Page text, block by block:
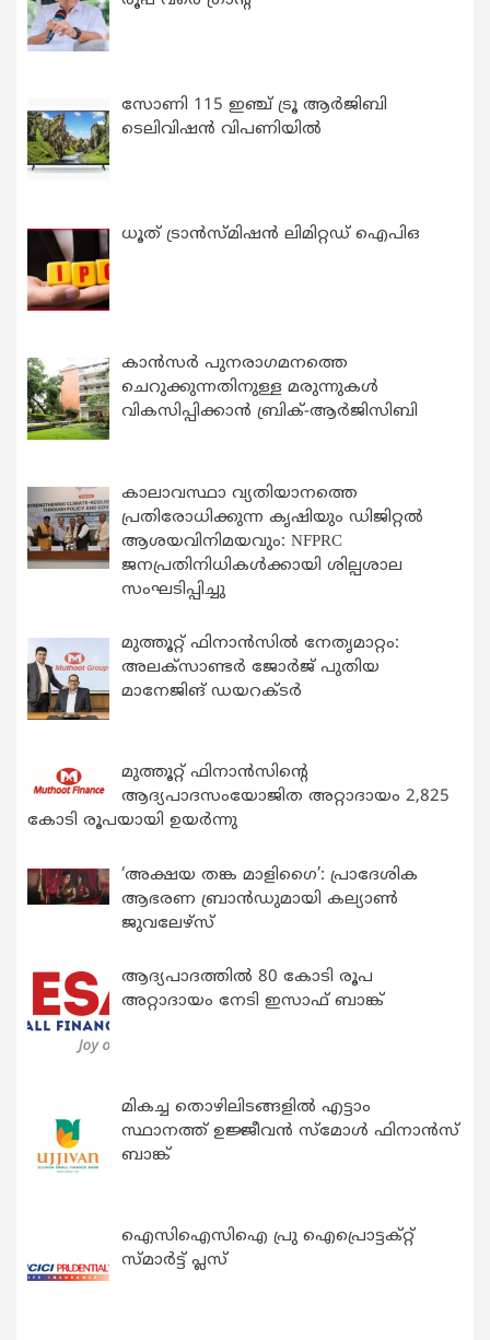
സോണി 115 ഇഞ്ച് ട്രൂ ആർജിബി
ടെലിവിഷൻ വിപണിയിൽ
ധൂത് ട്രാൻസ്മിഷൻ ലിമിറ്റഡ് ഐപിഒ
കാന്‍സര്‍ പുനരാഗമനത്തെ
ചെറുക്കുന്നതിനുള്ള മരുന്നുകള്‍
വികസിപ്പിക്കാന്‍ ബ്രിക്-ആര്‍ജിസിബി
കാലാവസ്ഥാ വ്യതിയാനത്തെ
പ്രതിരോധിക്കുന്ന കൃഷിയും ഡിജിറ്റൽ
ആശയവിനിമയവും: NFPRC
ജനപ്രതിനിധികൾക്കായി ശില്പശാല
സംഘടിപ്പിച്ചു
മുത്തൂറ്റ് ഫിനാൻസിൽ നേതൃമാറ്റം:
അലക്സാണ്ടർ ജോർജ് പുതിയ
മാനേജിങ് ഡയറക്ടർ
മുത്തൂറ്റ് ഫിനാൻസിന്റെ
ആദ്യപാദസംയോജിത അറ്റാദായം 2,825
കോടി രൂപയായി ഉയർന്നു
‘അക്ഷയ തങ്ക മാളിഗൈ’: പ്രാദേശിക
ആഭരണ ബ്രാന്‍ഡുമായി കല്യാണ്‍
ജുവലേഴ്‌സ്
ആദ്യപാദത്തിൽ 80 കോടി രൂപ
അറ്റാദായം നേടി ഇസാഫ് ബാങ്ക്
മികച്ച തൊഴിലിടങ്ങളിൽ എട്ടാം
സ്ഥാനത്ത് ഉജ്ജീവൻ സ്മോൾ ഫിനാൻസ്
ബാങ്ക്
ഐസിഐസിഐ പ്രു ഐപ്രൊട്ടക്റ്റ്
സ്മാർട്ട് പ്ലസ്